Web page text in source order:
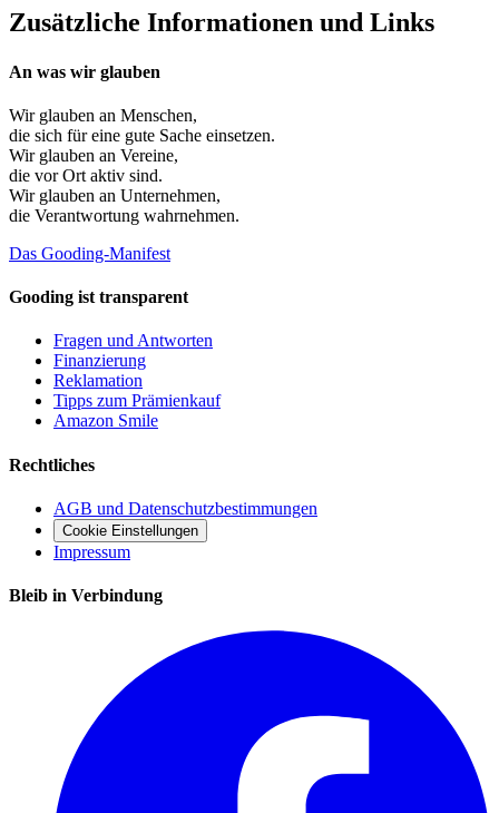
Zusätzliche Informationen und Links
An was wir glauben
Wir glauben an Menschen,
die sich für eine gute Sache einsetzen.
Wir glauben an Vereine,
die vor Ort aktiv sind.
Wir glauben an Unternehmen,
die Verantwortung wahrnehmen.
Das Gooding-Manifest
Gooding ist transparent
Fragen und Antworten
Finanzierung
Reklamation
Tipps zum Prämienkauf
Amazon Smile
Rechtliches
AGB und Datenschutzbestimmungen
Cookie Einstellungen
Impressum
Bleib in Verbindung